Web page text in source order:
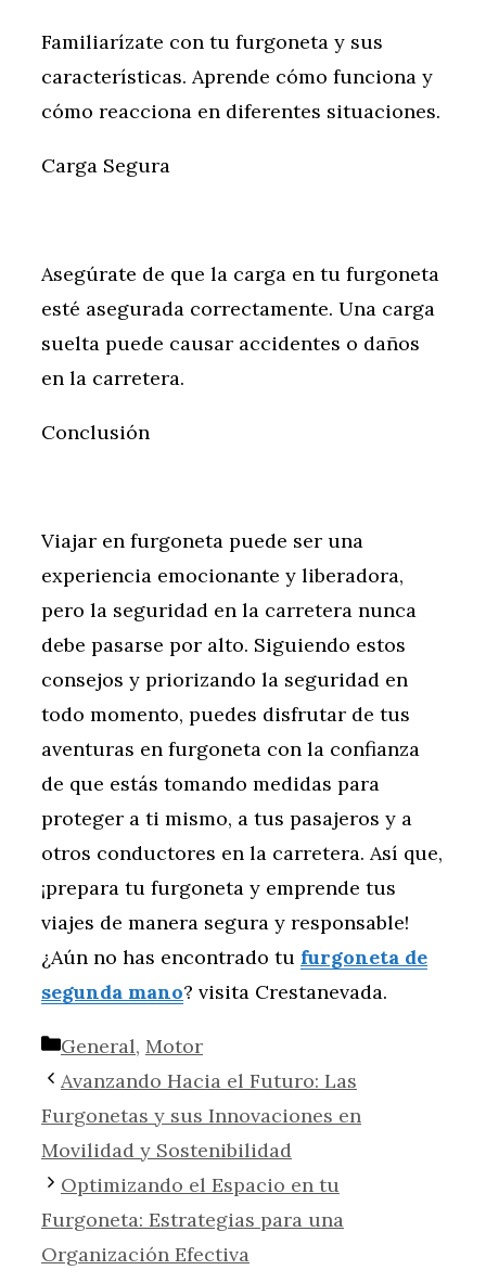
Familiarízate con tu furgoneta y sus
características. Aprende cómo funciona y
cómo reacciona en diferentes situaciones.
Carga Segura
Asegúrate de que la carga en tu furgoneta
esté asegurada correctamente. Una carga
suelta puede causar accidentes o daños
en la carretera.
Conclusión
Viajar en furgoneta puede ser una
experiencia emocionante y liberadora,
pero la seguridad en la carretera nunca
debe pasarse por alto. Siguiendo estos
consejos y priorizando la seguridad en
todo momento, puedes disfrutar de tus
aventuras en furgoneta con la confianza
de que estás tomando medidas para
proteger a ti mismo, a tus pasajeros y a
otros conductores en la carretera. Así que,
¡prepara tu furgoneta y emprende tus
viajes de manera segura y responsable!
¿Aún no has encontrado tu furgoneta de
segunda mano? visita Crestanevada.
Categorías
General, Motor
Avanzando Hacia el Futuro: Las
Furgonetas y sus Innovaciones en
Movilidad y Sostenibilidad
Optimizando el Espacio en tu
Furgoneta: Estrategias para una
Organización Efectiva